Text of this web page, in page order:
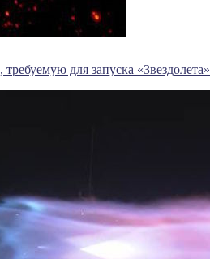
для запуска «Звездолета»